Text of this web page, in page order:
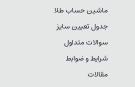
ماشین حساب طلا
جدول تعیین سایز
سوالات متداول
شرایط و ضوابط
مقالات